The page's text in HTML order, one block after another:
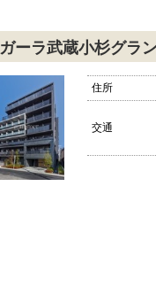
ガーラ武蔵小杉グラ
住所
交通